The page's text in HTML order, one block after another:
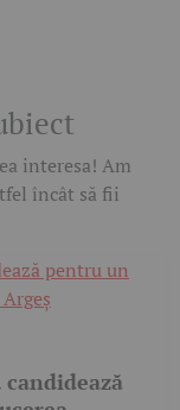
interesa! Am
încât să fii